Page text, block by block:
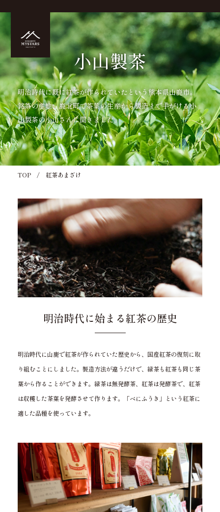
小山製茶
明治時代に既に紅茶が作られていたという熊本県山鹿市。
銘茶の産地、鹿北町で茶葉の生産から製造まで手がける小
山製茶の小山さんに聞きました。
TOP 紅茶あまざけ
明治時代に始まる紅茶の歴史
明治時代に山鹿で紅茶が作られていた歴史から、国産紅茶の復刻に取
り組むことにしました。製造方法が違うだけで、緑茶も紅茶も同じ茶
葉から作ることができます。緑茶は無発酵茶、紅茶は発酵茶で、紅茶
は収穫した茶葉を発酵させて作ります。「べにふうき」という紅茶に
適した品種を使っています。